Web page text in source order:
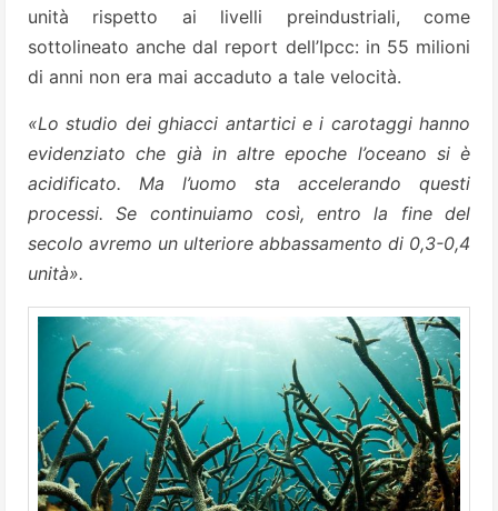
unità rispetto ai livelli preindustriali, come
sottolineato anche dal report dell’Ipcc: in 55 milioni
di anni non era mai accaduto a tale velocità.
«Lo studio dei ghiacci antartici e i carotaggi hanno
evidenziato che già in altre epoche l’oceano si è
acidificato. Ma l’uomo sta accelerando questi
processi. Se continuiamo così, entro la fine del
secolo avremo un ulteriore abbassamento di 0,3-0,4
unità».